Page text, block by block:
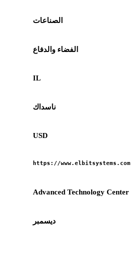
الصناعات
الفضاء والدفاع
IL
ناسداك
USD
https://www.elbitsystems.com
Advanced Technology Center
ديسمبر